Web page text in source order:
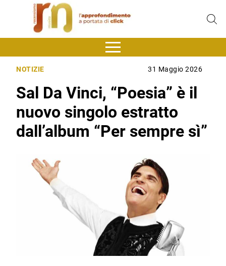
NOTIZIE 31 Maggio 2026
Sal Da Vinci, “Poesia” è il
nuovo singolo estratto
dall’album “Per sempre sì”